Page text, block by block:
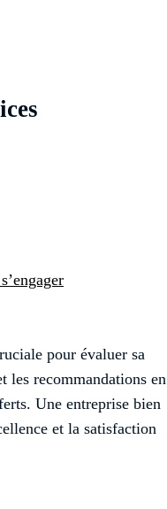
pour évaluer sa
les recommandations en
Une entreprise bien
et la satisfaction